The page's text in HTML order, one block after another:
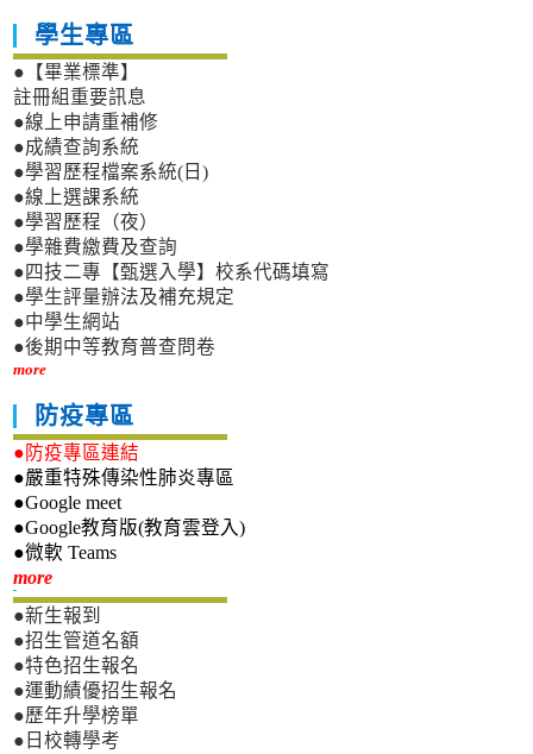
學生專區
●【畢業標準】
註冊組重要訊息
●線上申請重補修
●成績查詢系統
●學習歷程檔案系統(日)
●線上選課系統
●學習歷程（夜）
●學雜費繳費及查詢
●四技二專【甄選入學】校系代碼填寫
●學生評量辦法及補充規定
●中學生網站
●後期中等教育普查問卷
more
防疫專區
●防疫專區連結
●嚴重特殊傳染性肺炎專區
●Google meet
●Google教育版(教育雲登入)
●微軟 Teams
more新生專區
●新生報到
●招生管道名額
●特色招生報名
●運動績優招生報名
●歷年升學榜單
●日校轉學考